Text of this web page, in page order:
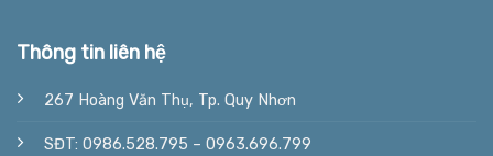
Thông tin liên hệ
267 Hoàng Văn Thụ, Tp. Quy Nhơn
SĐT: 0986.528.795 – 0963.696.799